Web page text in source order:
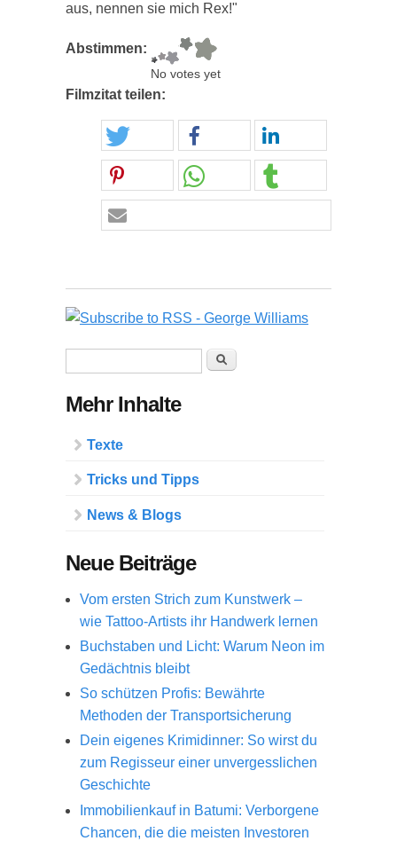
aus, nennen sie mich Rex!"
Abstimmen:
No votes yet
Filmzitat teilen:
Suche
Mehr Inhalte
Texte
Tricks und Tipps
News & Blogs
Neue Beiträge
Vom ersten Strich zum Kunstwerk –
wie Tattoo-Artists ihr Handwerk lernen
Buchstaben und Licht: Warum Neon im
Gedächtnis bleibt
So schützen Profis: Bewährte
Methoden der Transportsicherung
Dein eigenes Krimidinner: So wirst du
zum Regisseur einer unvergesslichen
Geschichte
Immobilienkauf in Batumi: Verborgene
Chancen, die die meisten Investoren